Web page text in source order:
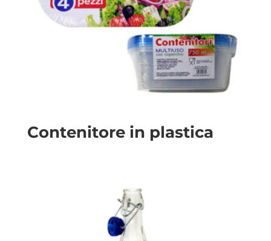
Contenitore in plastica